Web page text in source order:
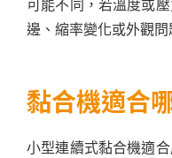
可能不同，若溫度或
邊、縮率變化或外觀問
黏合機適合
小型連續式黏合機適